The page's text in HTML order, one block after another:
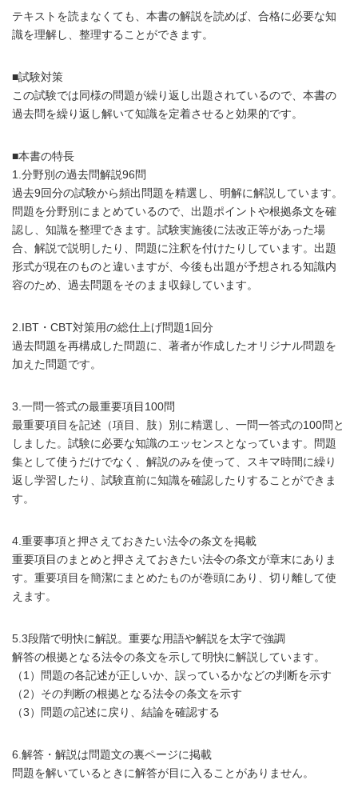
テキストを読まなくても、本書の解説を読めば、合格に必要な知
識を理解し、整理することができます。
■試験対策
この試験では同様の問題が繰り返し出題されているので、本書の
過去問を繰り返し解いて知識を定着させると効果的です。
■本書の特長
1.分野別の過去問解説96問
過去9回分の試験から頻出問題を精選し、明解に解説しています。
問題を分野別にまとめているので、出題ポイントや根拠条文を確
認し、知識を整理できます。試験実施後に法改正等があった場
合、解説で説明したり、問題に注釈を付けたりしています。出題
形式が現在のものと違いますが、今後も出題が予想される知識内
容のため、過去問題をそのまま収録しています。
2.IBT・CBT対策用の総仕上げ問題1回分
過去問題を再構成した問題に、著者が作成したオリジナル問題を
加えた問題です。
3.一問一答式の最重要項目100問
最重要項目を記述（項目、肢）別に精選し、一問一答式の100問と
しました。試験に必要な知識のエッセンスとなっています。問題
集として使うだけでなく、解説のみを使って、スキマ時間に繰り
返し学習したり、試験直前に知識を確認したりすることができま
す。
4.重要事項と押さえておきたい法令の条文を掲載
重要項目のまとめと押さえておきたい法令の条文が章末にありま
す。重要項目を簡潔にまとめたものが巻頭にあり、切り離して使
えます。
5.3段階で明快に解説。重要な用語や解説を太字で強調
解答の根拠となる法令の条文を示して明快に解説しています。
（1）問題の各記述が正しいか、誤っているかなどの判断を示す
（2）その判断の根拠となる法令の条文を示す
（3）問題の記述に戻り、結論を確認する
6.解答・解説は問題文の裏ページに掲載
問題を解いているときに解答が目に入ることがありません。